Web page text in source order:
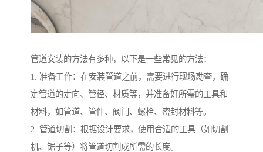
管道安装的方法有多种，以下是一些常见的方法：
1. 准备工作：在安装管道之前，需要进行现场勘查，确
定管道的走向、管径、材质等，并准备好所需的工具和
材料，如管道、管件、阀门、螺栓、密封材料等。
2. 管道切割：根据设计要求，使用合适的工具（如切割
机、锯子等）将管道切割成所需的长度。